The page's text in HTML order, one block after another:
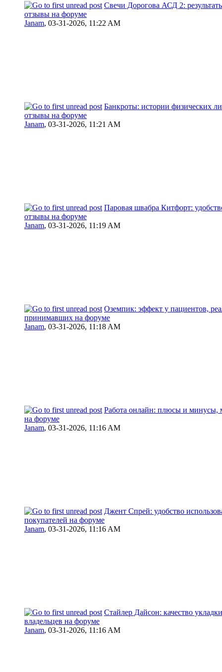
Свечи Дорогова АСД 2:
отзывы на форуме
Janam, 03-31-2026, 11:22 AM
Банкроты: истории физических
отзывы на форуме
Janam, 03-31-2026, 11:21 AM
Паровая швабра Китфорт:
отзывы на форуме
Janam, 03-31-2026, 11:19 AM
Оземпик: эффект у пациентов,
принимавших на форуме
Janam, 03-31-2026, 11:18 AM
Работа онлайн: плюсы и минусы,
на форуме
Janam, 03-31-2026, 11:16 AM
Джент Спрей: удобство
покупателей на форуме
Janam, 03-31-2026, 11:16 AM
Стайлер Дайсон: качество
владельцев на форуме
Janam, 03-31-2026, 11:16 AM